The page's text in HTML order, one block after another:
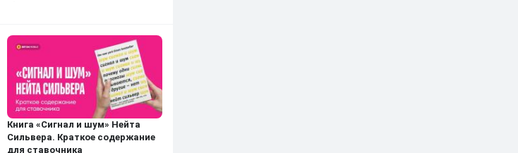
Книга «Сигнал и шум» Нейта
Сильвера. Краткое содержание
для ставочника